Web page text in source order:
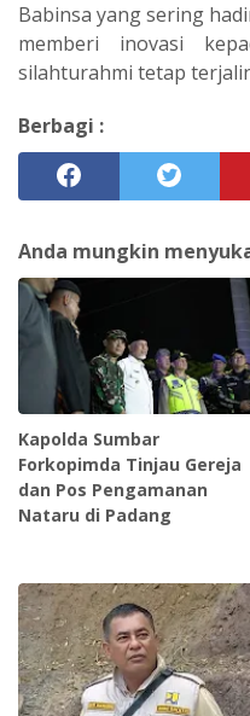
Babinsa yang sering
memberi inovasi
silahturahmi tetap
Berbagi :
Anda mungkin
Kapolda Sumbar
Forkopimda Tinjau Gereja
dan Pos Pengamanan
Nataru di Padang